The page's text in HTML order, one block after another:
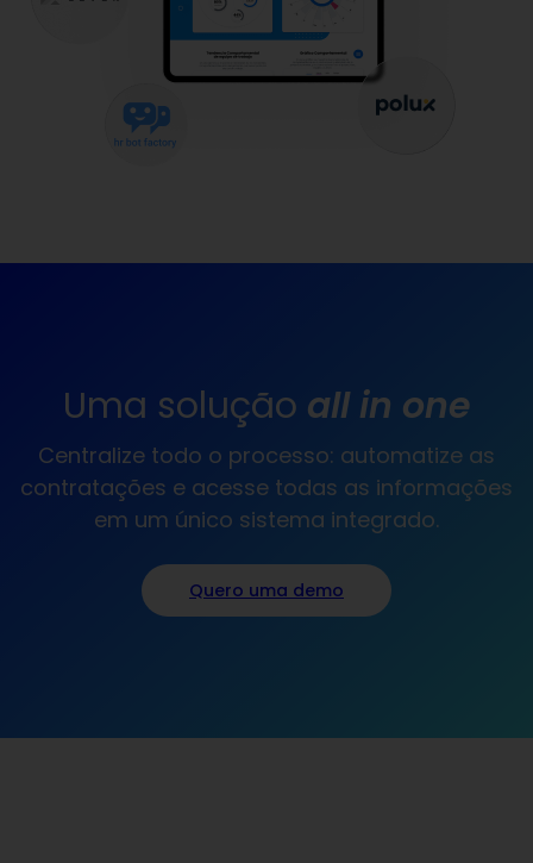
Uma solução all in one
Centralize todo o processo: automatize as
contratações e acesse todas as informações
em um único sistema integrado.
Quero uma demo